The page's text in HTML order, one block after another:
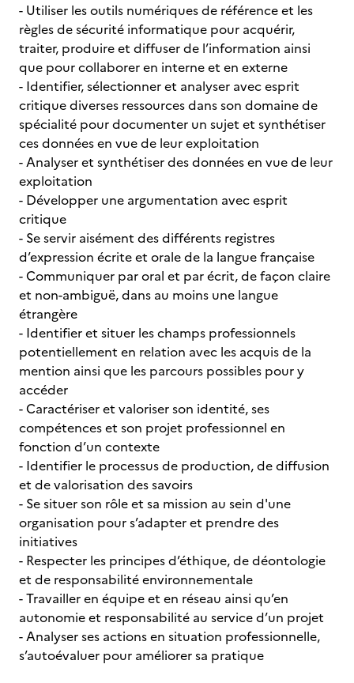
- Utiliser les outils numériques de référence et les
règles de sécurité informatique pour acquérir,
traiter, produire et diffuser de l’information ainsi
que pour collaborer en interne et en externe
- Identifier, sélectionner et analyser avec esprit
critique diverses ressources dans son domaine de
spécialité pour documenter un sujet et synthétiser
ces données en vue de leur exploitation
- Analyser et synthétiser des données en vue de leur
exploitation
- Développer une argumentation avec esprit
critique
- Se servir aisément des différents registres
d’expression écrite et orale de la langue française
- Communiquer par oral et par écrit, de façon claire
et non-ambiguë, dans au moins une langue
étrangère
- Identifier et situer les champs professionnels
potentiellement en relation avec les acquis de la
mention ainsi que les parcours possibles pour y
accéder
- Caractériser et valoriser son identité, ses
compétences et son projet professionnel en
fonction d’un contexte
- Identifier le processus de production, de diffusion
et de valorisation des savoirs
- Se situer son rôle et sa mission au sein d'une
organisation pour s’adapter et prendre des
initiatives
- Respecter les principes d’éthique, de déontologie
et de responsabilité environnementale
- Travailler en équipe et en réseau ainsi qu’en
autonomie et responsabilité au service d’un projet
- Analyser ses actions en situation professionnelle,
s’autoévaluer pour améliorer sa pratique